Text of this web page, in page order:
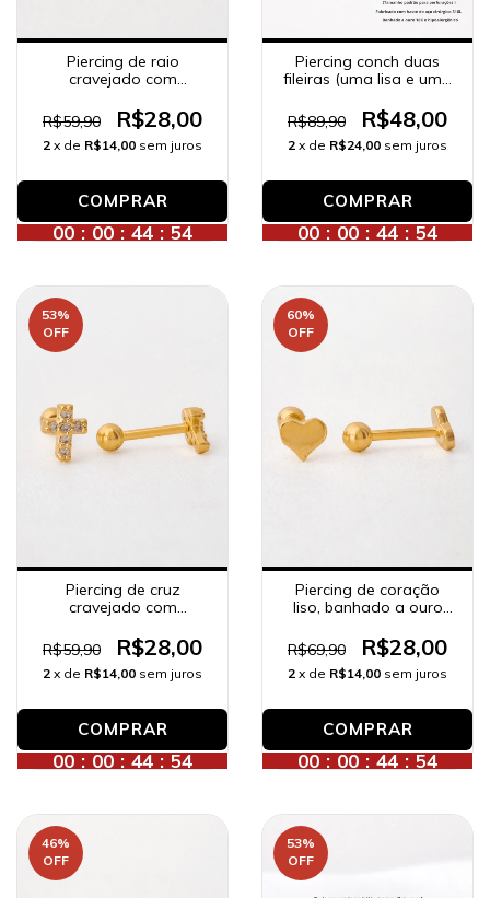
Piercing de raio
cravejado com
ouro 18K.
R$59,90 R$28,00
2 x de R$14,00 sem juros
00 : 00 : 44 : 52
Piercing conch duas
fileiras (uma lisa e uma
ouro 18K.
R$89,90 R$48,00
2 x de R$24,00 sem juros
00 : 00 : 44 : 52
53%
OFF
Piercing de cruz
cravejado com
ouro 18K.
R$59,90 R$28,00
2 x de R$14,00 sem juros
00 : 00 : 44 : 52
60%
OFF
Piercing de coração
liso, banhado a ouro
R$69,90
R$28,00
2 x de R$14,00 sem juros
00 : 00 : 44 : 52
46%
OFF
53%
OFF